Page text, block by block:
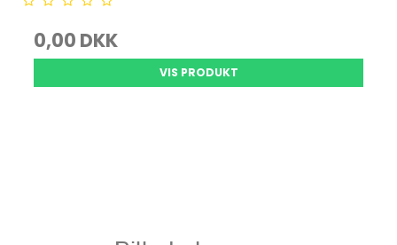
0,00 DKK
VIS PRODUKT